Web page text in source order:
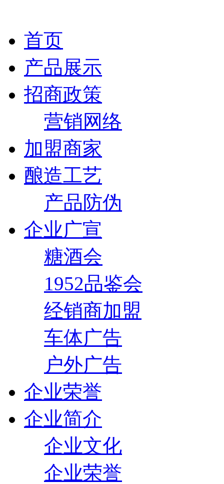
首页
产品展示
招商政策
营销网络
加盟商家
酿造工艺
产品防伪
企业广宣
糖酒会
1952品鉴会
经销商加盟
车体广告
户外广告
企业荣誉
企业简介
企业文化
企业荣誉